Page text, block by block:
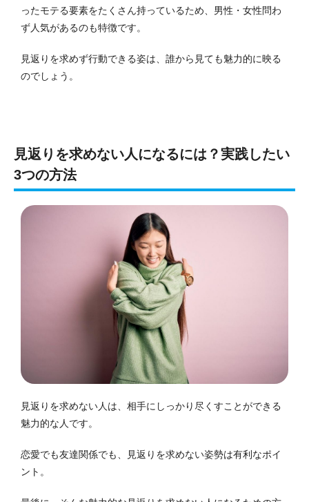
ったモテる要素をたくさん持っているため、男性・女性問わ
ず人気があるのも特徴です。
見返りを求めず行動できる姿は、誰から見ても魅力的に映る
のでしょう。
見返りを求めない人になるには？実践したい
3つの方法
見返りを求めない人は、相手にしっかり尽くすことができる
魅力的な人です。
恋愛でも友達関係でも、見返りを求めない姿勢は有利なポイ
ント。